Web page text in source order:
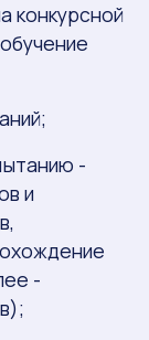
конкурсной
-
и
-